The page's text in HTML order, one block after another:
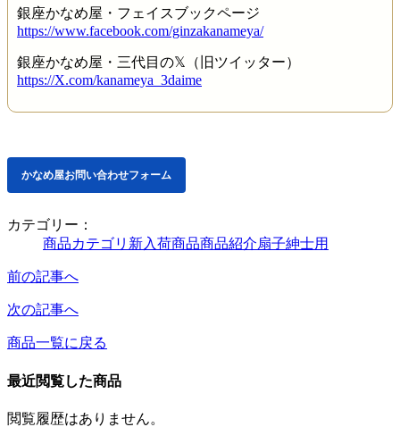
銀座かなめ屋・フェイスブックページ
https://www.facebook.com/ginzakanameya/
銀座かなめ屋・三代目の𝕏（旧ツイッター）
https://X.com/kanameya_3daime
かなめ屋お問い合わせフォーム
カテゴリー：
商品カテゴリ 新入荷商品商品紹介扇子紳士用
前の記事へ
次の記事へ
商品一覧に戻る
最近閲覧した商品
閲覧履歴はありません。